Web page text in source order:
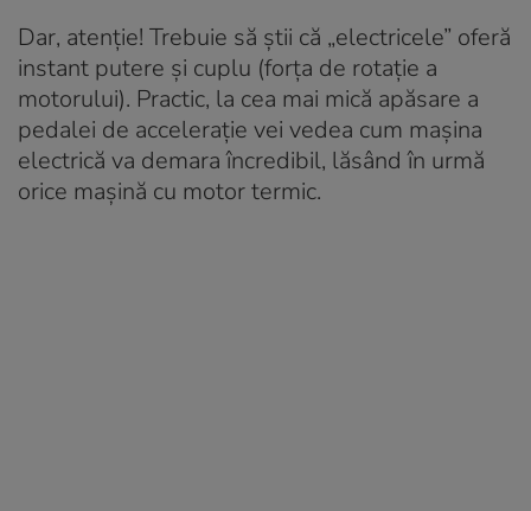
Dar, atenție! Trebuie să știi că „electricele” oferă
instant putere și cuplu (forța de rotație a
motorului). Practic, la cea mai mică apăsare a
pedalei de accelerație vei vedea cum mașina
electrică va demara încredibil, lăsând în urmă
orice mașină cu motor termic.